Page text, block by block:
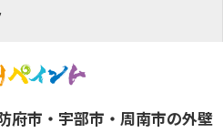
府市・宇部市・周南市の外壁